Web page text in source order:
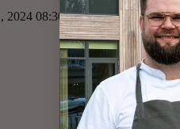
2024 08:30